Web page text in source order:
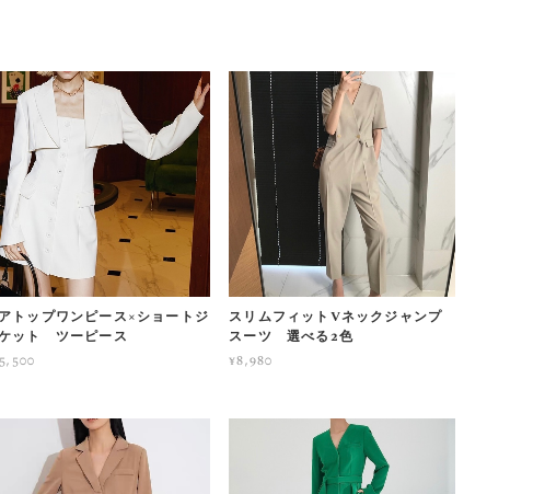
トップワンピース×ショートジ
ット ツーピース
スリムフィットVネックジャンプ
スーツ 選べる2色
¥8,980